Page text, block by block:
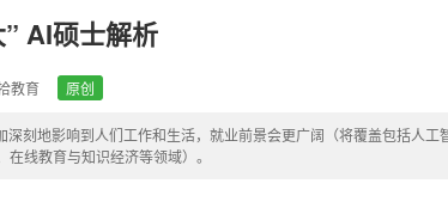
AI硕士解析
教育 原创
深刻地影响到人们工作和生活，就业前景会更广阔（将覆盖包括人
线教育与知识经济等领域）。